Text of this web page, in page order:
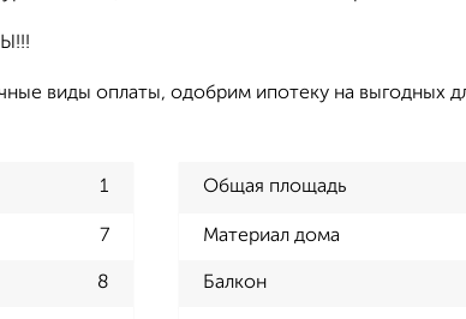
виды оплаты, одобрим ипотеку на выгодных
1 Общая площадь
7 Материал дома
8 Балкон